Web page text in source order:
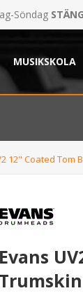
Söndag
MUSIKSKOLA
12" Coated Tom
Evans